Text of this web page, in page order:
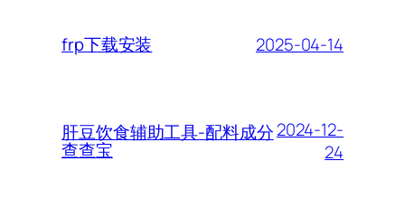
frp下载安装 2025-04-14
肝豆饮食辅助工具-配料成分
查查宝
2024-12-
24